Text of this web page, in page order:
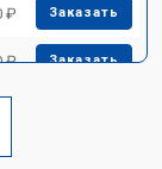
₽ Заказать
₽ Заказать
₽